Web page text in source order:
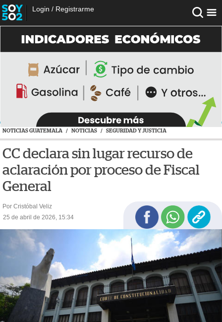
Login / Registrarme
NOTICIAS GUATEMALA / NOTICIAS / SEGURIDAD Y JUSTICIA
CC declara sin lugar recurso de
aclaración por proceso de Fiscal
General
Por Cristóbal Veliz
25 de abril de 2026, 15:34